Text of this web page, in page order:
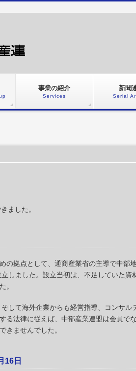
事業の紹介
Services
新聞
Serial
ました。
の拠点として、通商産業省の主導で中部
しました。設立当初は、不足していた資
。
して海外企業からも経営指導、コンサル
る法律に従えば、中部産業連盟は会員で
きませんでした。
16日